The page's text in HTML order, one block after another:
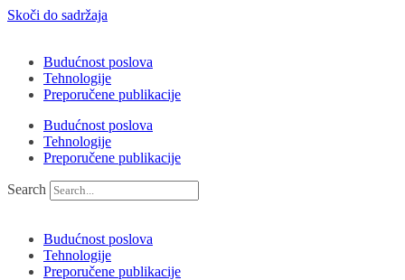
Skoči do sadržaja
Budućnost poslova
Tehnologije
Preporučene publikacije
Budućnost poslova
Tehnologije
Preporučene publikacije
Search
Budućnost poslova
Tehnologije
Preporučene publikacije